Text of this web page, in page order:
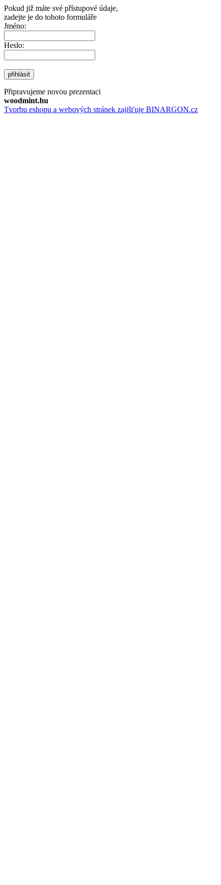
Pokud již máte své přístupové údaje,
zadejte je do tohoto formuláře
Jméno:
Heslo:
přihlásit
Připravujeme novou prezentaci
woodmint.hu
Tvorbu eshopu a webových stránek zajišťuje BINARGON.cz